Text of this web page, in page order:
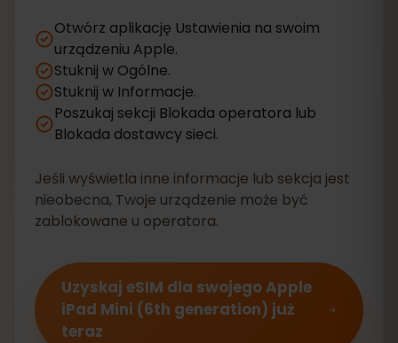
Otwórz aplikację Ustawienia na swoim
urządzeniu Apple.
Stuknij w Ogólne.
Stuknij w Informacje.
Poszukaj sekcji Blokada operatora lub
Blokada dostawcy sieci.
Jeśli wyświetla inne informacje lub sekcja jest
nieobecna, Twoje urządzenie może być
zablokowane u operatora.
Uzyskaj eSIM dla swojego Apple
iPad Mini (6th generation) już
teraz